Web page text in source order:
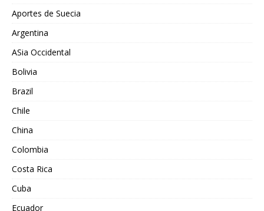
Aportes de Suecia
Argentina
ASia Occidental
Bolivia
Brazil
Chile
China
Colombia
Costa Rica
Cuba
Ecuador